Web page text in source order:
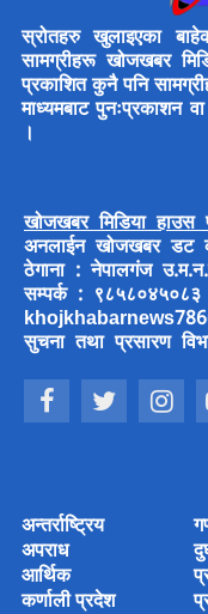
स्रोतहरु खुलाइएका
सामग्रीहरू खोजखबर
प्रकाशित कुनै पनि
माध्यमबाट पुनःप्रकाशन
।
खोजखबर मिडिया हाउस
अनलाईन खोजखबर डट
ठेगाना : नेपालगंज
सम्पर्क : ९८५८०४५०८३
सुचना तथा प्रसारण
अन्तर्राष्ट्रिय
अपराध
आर्थिक
कर्णाली प्रदेश